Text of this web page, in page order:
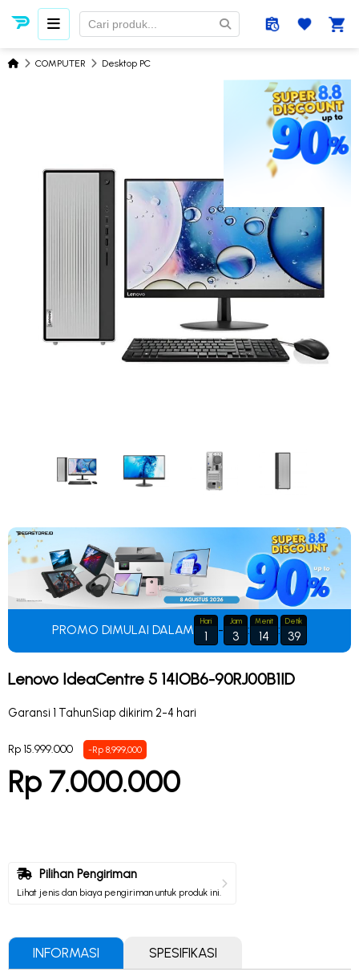
COMPUTER Desktop PC
PROMO DIMULAI DALAM
Hari
1 -
Jam
3 :
Menit
14 :
Detik
39
Lenovo IdeaCentre 5 14IOB6-90RJ00B1ID
Garansi 1 TahunSiap dikirim 2-4 hari
Rp 15.999.000 -Rp 8,999,000
Rp 7.000.000
Pilihan Pengiriman
Lihat jenis dan biaya pengiriman untuk produk ini.
INFORMASI SPESIFIKASI